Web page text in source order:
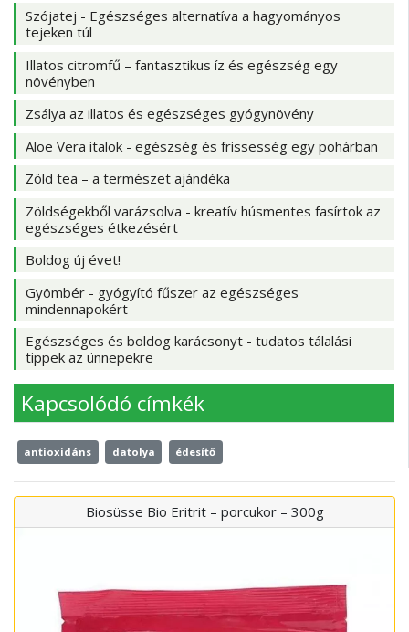
Szójatej - Egészséges alternatíva a hagyományos
tejeken túl
Illatos citromfű – fantasztikus íz és egészség egy
növényben
Zsálya az illatos és egészséges gyógynövény
Aloe Vera italok - egészség és frissesség egy pohárban
Zöld tea – a természet ajándéka
Zöldségekből varázsolva - kreatív húsmentes fasírtok az
egészséges étkezésért
Boldog új évet!
Gyömbér - gyógyító fűszer az egészséges
mindennapokért
Egészséges és boldog karácsonyt - tudatos tálalási
tippek az ünnepekre
Kapcsolódó címkék
antioxidáns datolya édesítő
Biosüsse Bio Eritrit – porcukor – 300g